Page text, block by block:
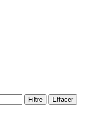
Filtre Effacer